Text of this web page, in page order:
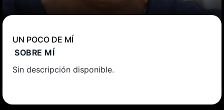
UN POCO DE MÍ
SOBRE MÍ
Sin descripción disponible.